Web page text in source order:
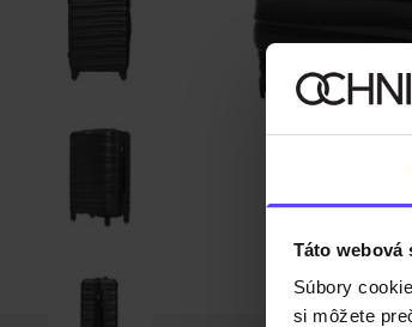
Táto webová
Súbory
si môžete